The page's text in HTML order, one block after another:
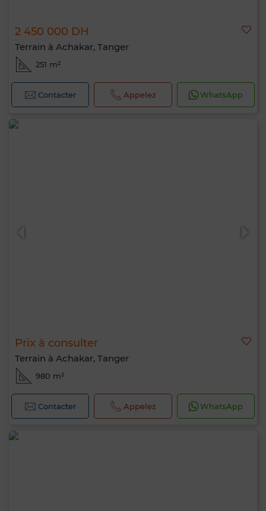
2 450 000 DH
Terrain à Achakar, Tanger
251 m²
Contacter Appelez WhatsApp
Prix à consulter
Terrain à Achakar, Tanger
980 m²
Contacter Appelez WhatsApp